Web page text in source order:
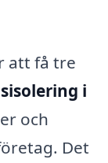
att få tre
i
och
Det